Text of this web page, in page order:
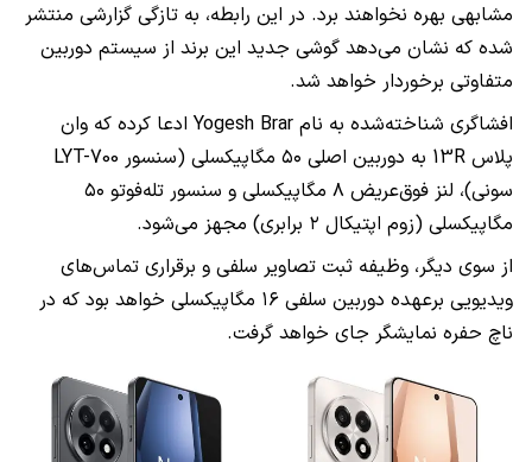
مشابهی بهره نخواهند برد. در این رابطه، به تازگی گزارشی منتشر
شده که نشان می‌دهد گوشی جدید این برند از سیستم دوربین
متفاوتی برخوردار خواهد شد.
افشاگری شناخته‌شده به نام Yogesh Brar ادعا کرده که وان
پلاس 13R به دوربین اصلی ۵۰ مگاپیکسلی (سنسور LYT-700
سونی)، لنز فوق‌عریض ۸ مگاپیکسلی و سنسور تله‌فوتو ۵۰
مگاپیکسلی (زوم اپتیکال ۲ برابری)‌ مجهز می‌شود.
از سوی دیگر، وظیفه ثبت تصاویر سلفی و برقراری تماس‌های
ویدیویی برعهده دوربین سلفی ۱۶ مگاپیکسلی خواهد بود که در
ناچ حفره نمایشگر جای خواهد گرفت.